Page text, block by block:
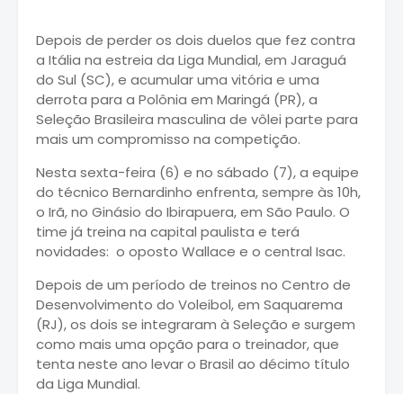
Depois de perder os dois duelos que fez contra
a Itália na estreia da Liga Mundial, em Jaraguá
do Sul (SC), e acumular uma vitória e uma
derrota para a Polônia em Maringá (PR), a
Seleção Brasileira masculina de vôlei parte para
mais um compromisso na competição.
Nesta sexta-feira (6) e no sábado (7), a equipe
do técnico Bernardinho enfrenta, sempre às 10h,
o Irã, no Ginásio do Ibirapuera, em São Paulo. O
time já treina na capital paulista e terá
novidades: o oposto Wallace e o central Isac.
Depois de um período de treinos no Centro de
Desenvolvimento do Voleibol, em Saquarema
(RJ), os dois se integraram à Seleção e surgem
como mais uma opção para o treinador, que
tenta neste ano levar o Brasil ao décimo título
da Liga Mundial.